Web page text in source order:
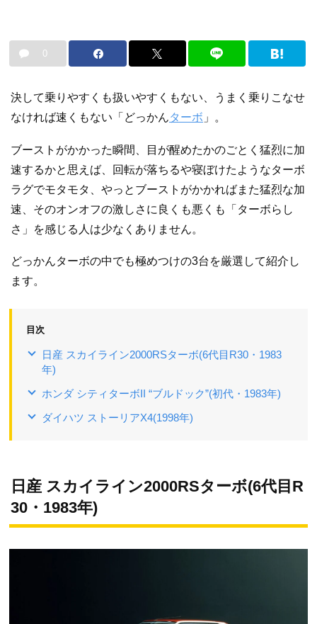
0
決して乗りやすくも扱いやすくもない、うまく乗りこなせ
なければ速くもない「どっかんターボ 」。
ブーストがかかった瞬間、目が醒めたかのごとく猛烈に加
速するかと思えば、回転が落ちるや寝ぼけたようなターボ
ラグでモタモタ、やっとブーストがかかればまた猛烈な加
速、そのオンオフの激しさに良くも悪くも「ターボらし
さ」を感じる人は少なくありません。
どっかんターボの中でも極めつけの3台を厳選して紹介し
ます。
目次
日産 スカイライン2000RSターボ(6代目R30・1983
年)
ホンダ シティターボII “ブルドック”(初代・1983年)
ダイハツ ストーリアX4(1998年)
日産 スカイライン2000RSターボ(6代目R
30・1983年)